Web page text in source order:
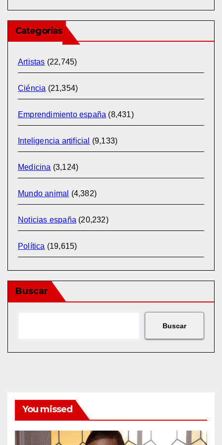
Categorías
Artistas (22,745)
Ciéncia (21,354)
Emprendimiento españa (8,431)
Inteligencia artificial (9,133)
Medicina (3,124)
Mundo animal (4,382)
Noticias españa (20,232)
Política (19,615)
Buscar
Buscar
You missed